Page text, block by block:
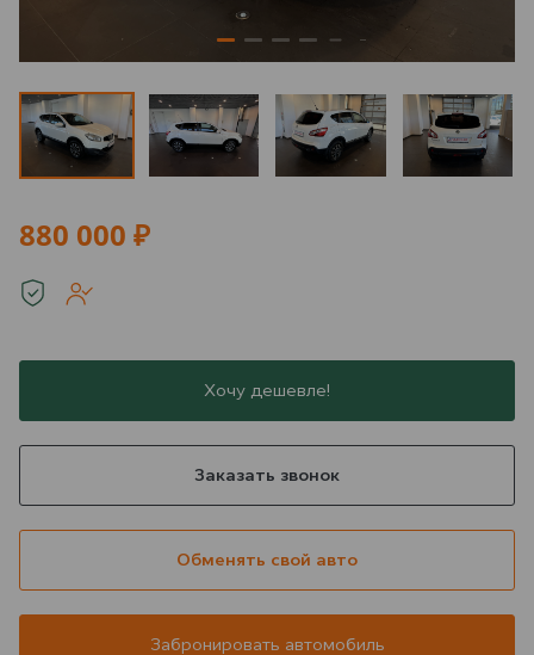
880 000 ₽
Хочу дешевле!
Заказать звонок
Обменять свой авто
Забронировать автомобиль